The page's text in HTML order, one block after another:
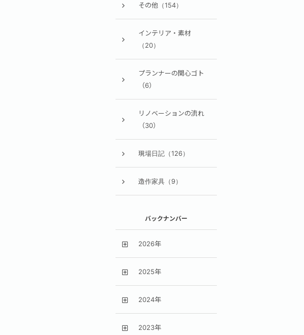
その他（154）
インテリア・素材
（20）
プランナーの関心ゴト
（6）
リノベーションの流れ
（30）
現場日記（126）
造作家具（9）
バックナンバー
2026年
2025年
2024年
2023年